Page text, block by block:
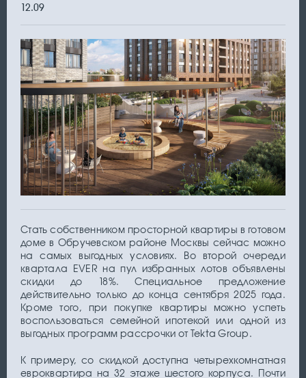
12.09
Стать собственником просторной квартиры в готовом
доме в Обручевском районе Москвы сейчас можно
на самых выгодных условиях. Во второй очереди
квартала EVER на пул избранных лотов объявлены
скидки до 18%. Специальное предложение
действительно только до конца сентября 2025 года.
Кроме того, при покупке квартиры можно успеть
воспользоваться семейной ипотекой или одной из
выгодных программ рассрочки от Tekta Group.
К примеру, со скидкой доступна четырехкомнатная
евроквартира на 32 этаже шестого корпуса. Почти